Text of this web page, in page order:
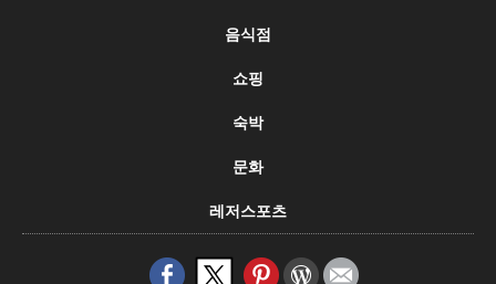
음식점
쇼핑
숙박
문화
레저스포츠